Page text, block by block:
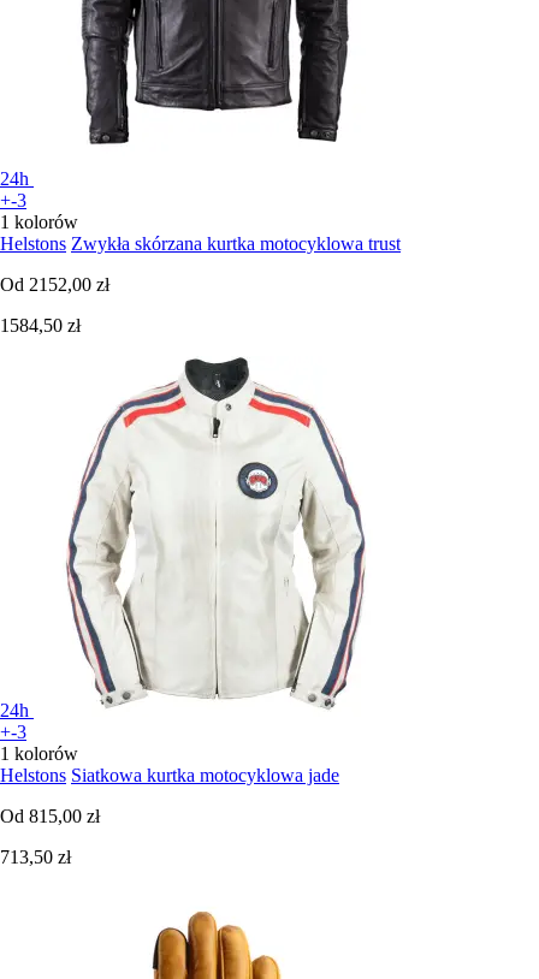
24h
+-3
1 kolorów
Helstons Zwykła skórzana kurtka motocyklowa trust
Od 2152,00 zł
1584,50 zł
24h
+-3
1 kolorów
Helstons Siatkowa kurtka motocyklowa jade
Od 815,00 zł
713,50 zł